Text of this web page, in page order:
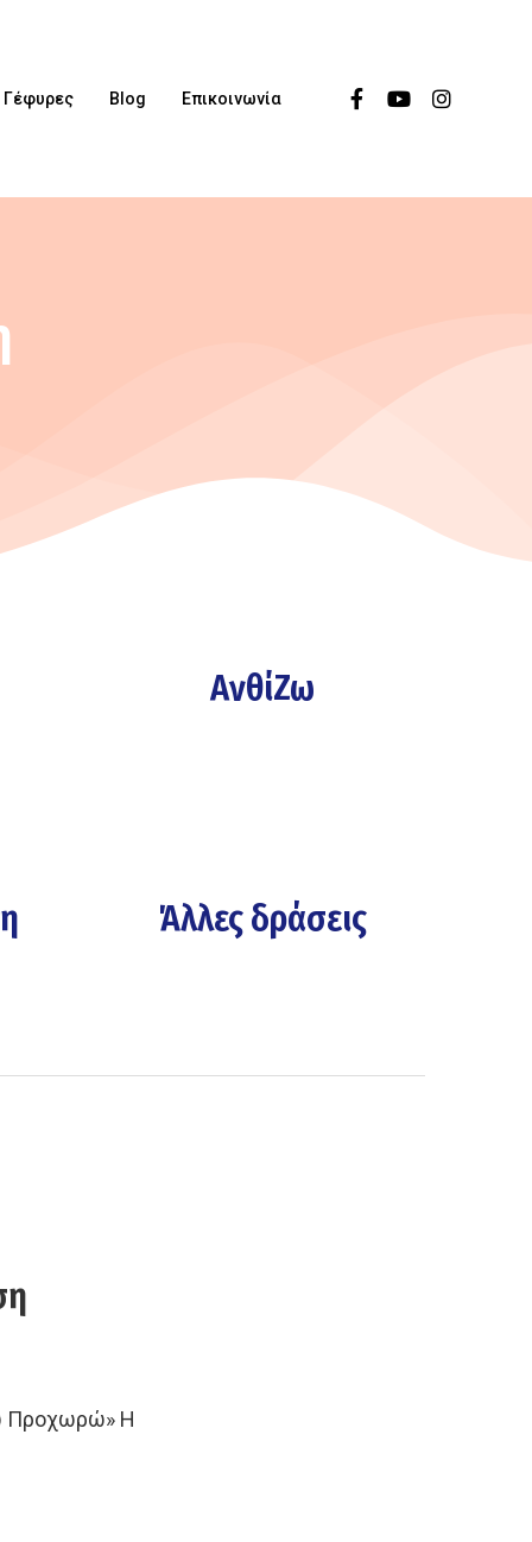
Γέφυρες Blog Επικοινωνία
ΑνθίΖω
Άλλες δράσεις
Προχωρώ» Η